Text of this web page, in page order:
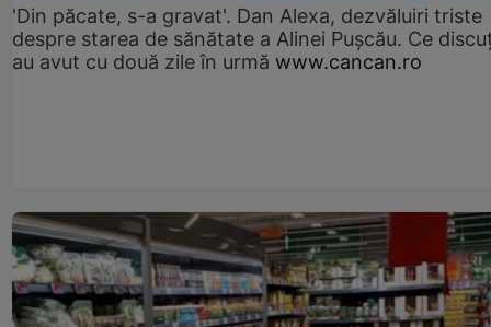
'Din păcate, s-a gravat'. Dan Alexa, dezvăluiri triste
despre starea de sănătate a Alinei Pușcău. Ce
au avut cu două zile în urmă www.cancan.ro